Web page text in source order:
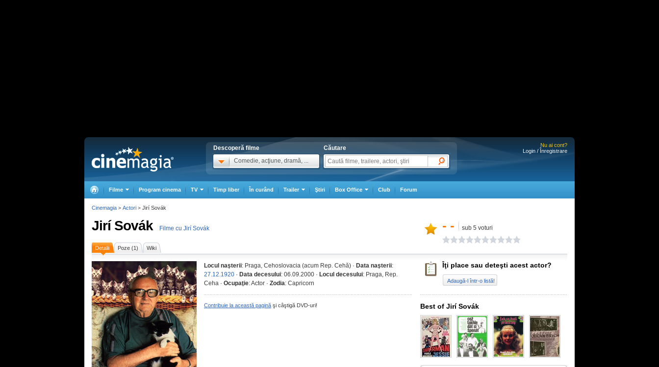
Descoperă filme
Comedie, acţiune, dramă, ...
Căutare
Nu ai cont?
Login / Înregistrare
Filme Program cinema TV Timp liber În curând Trailer Ştiri Box Office Club Forum
Jirí Sovák Filme cu Jirí Sovák - - sub 5 voturi
Detalii Poze (1) Wiki
Locul naşterii: Praga, Cehoslovacia (acum Rep. Cehă) · Data naşterii:
27.12.1920 · Data decesului: 06.09.2000 · Locul decesului: Praga, Rep.
Ceha · Ocupaţie: Actor · Zodia: Capricorn
Contribuie la această pagină şi câştigă DVD-uri!
Îţi place sau deteşti acest actor?
Adaugă-l într-o listă!
Best of Jirí Sovák
Cinemagia > Actori > Jirí Sovák